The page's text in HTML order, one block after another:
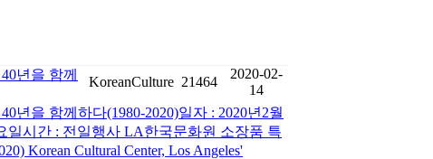
년을 함께
KoreanCulture 21464
2020-02-
14
년을 함께하다(1980-2020)일자 : 2020년2월
일시간 : 전일행사 LA한국문화원 소장품 특
Korean Cultural Center, Los Angeles'